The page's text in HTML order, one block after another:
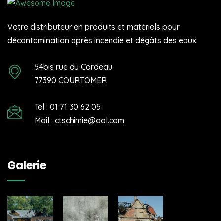
Votre distributeur en produits et matériels pour
décontamination après incendie et dégâts des eaux.
54bis rue du Cordeau
77390 COURTOMER
Tel : 01 71 30 62 05
Mail : ctschimie@aol.com
Galerie